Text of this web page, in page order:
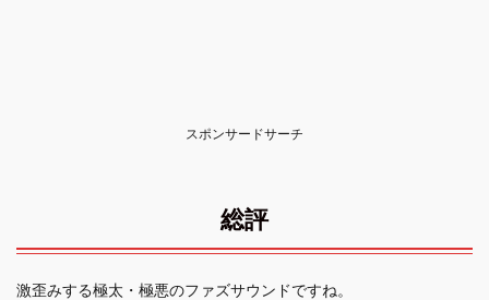
スポンサードサーチ
総評
激歪みする極太・極悪のファズサウンドですね。